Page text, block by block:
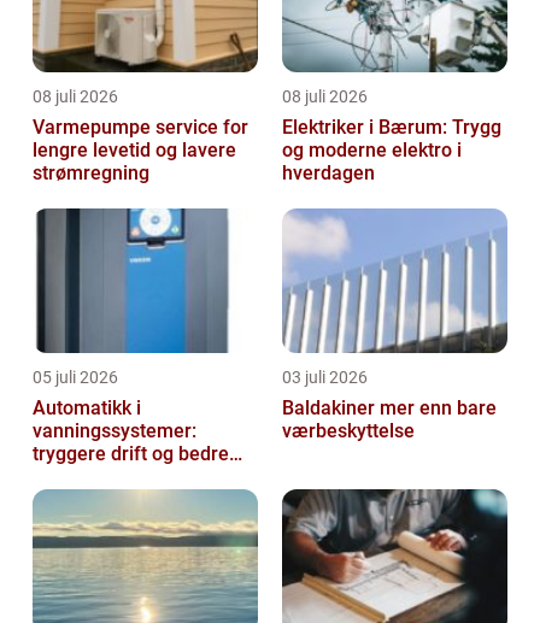
08 juli 2026
Varmepumpe service for
lengre levetid og lavere
strømregning
08 juli 2026
Elektriker i Bærum: Trygg
og moderne elektro i
hverdagen
05 juli 2026
Automatikk i
vanningssystemer:
tryggere drift og bedre
03 juli 2026
Baldakiner mer enn bare
værbeskyttelse